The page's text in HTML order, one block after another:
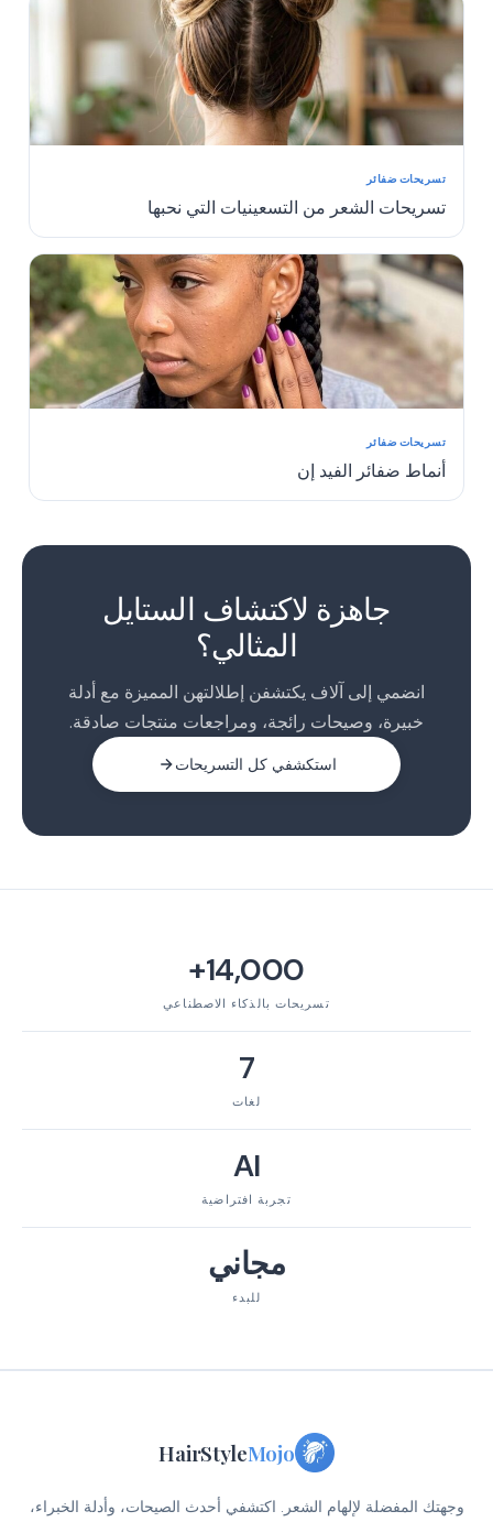
تسريحات ضفائر
تسريحات الشعر من التسعينيات التي نحبها
تسريحات ضفائر
أنماط ضفائر الفيد إن
جاهزة لاكتشاف الستايل
المثالي؟
انضمي إلى آلاف يكتشفن إطلالتهن المميزة مع أدلة
خبيرة، وصيحات رائجة، ومراجعات منتجات صادقة.
استكشفي كل التسريحات
14,000+
تسريحات بالذكاء الاصطناعي
7
لغات
AI
تجربة افتراضية
مجاني
للبدء
HairStyleMojo
وجهتك المفضلة لإلهام الشعر. اكتشفي أحدث الصيحات، وأدلة الخبراء،